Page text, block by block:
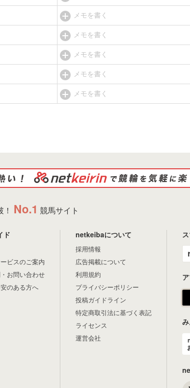
メモを書く
メモを書く
メモを書く
メモを書く
メモを書く
No.1 競馬サイト
ド
ビスのご案内
お問い合わせ
のある方へ
netkeibaについて
採用情報
広告掲載について
利用規約
プライバシーポリシー
投稿ガイドライン
特定商取引法に基づく表記
ライセンス
運営会社